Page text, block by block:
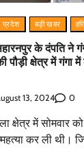
प्रदेश बड़ी खबर
के दंपति ने
क्षेत्र में गंगा
13, 2024 0
क्षेत्र में सोमवार
कर ली थी।